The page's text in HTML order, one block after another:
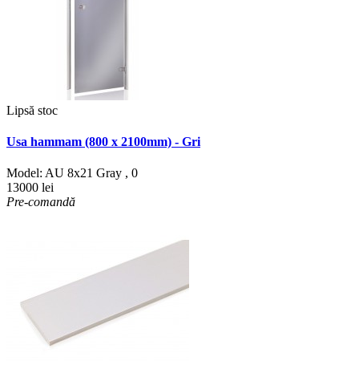
Lipsă stoc
Usa hammam (800 x 2100mm) - Gri
Model: AU 8x21 Gray , 0
13000 lei
Pre-comandă